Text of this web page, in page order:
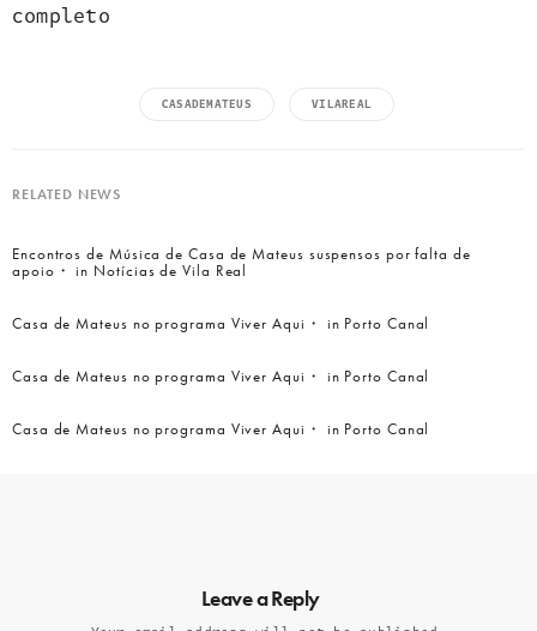
completo
CASADEMATEUS VILAREAL
RELATED NEWS
Encontros de Música de Casa de Mateus suspensos por falta de
apoio・ in Notícias de Vila Real
Casa de Mateus no programa Viver Aqui・ in Porto Canal
Casa de Mateus no programa Viver Aqui・ in Porto Canal
Casa de Mateus no programa Viver Aqui・ in Porto Canal
Leave a Reply